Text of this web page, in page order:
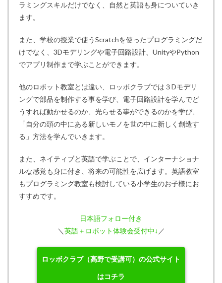
ラミングスキルだけでなく、自然と英語も身についていき
ます。
また、学校の授業で使うScratchを使ったプログラミングだ
けでなく、3Dモデリングや電子回路設計、UnityやPython
でアプリ制作まで学ぶことができます。
他のロボット教室とは違い、ロッボクラブでは３Dモデリ
ングで部品を制作する事を学び、電子回路設計を学んでど
うすれば動かせるのか、光らせる事ができるのかを学び、
「自分の頭の中にある新しいモノを世の中に新しく創造す
る」方法を学んでいきます。
また、ネイティブと英語で学ぶことで、インターナショナ
ルな感覚も身に付き、将来の可能性を広げます。英語教室
もプログラミング教室も検討している小学生のお子様にお
すすめです。
日本語フォロー付き
＼ 英語＋ロボット体験会受付中↓ ／
ロッボクラブ（高野で受講可）の公式サイト
はコチラ